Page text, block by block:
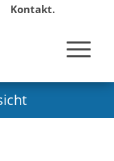
Kontakt.